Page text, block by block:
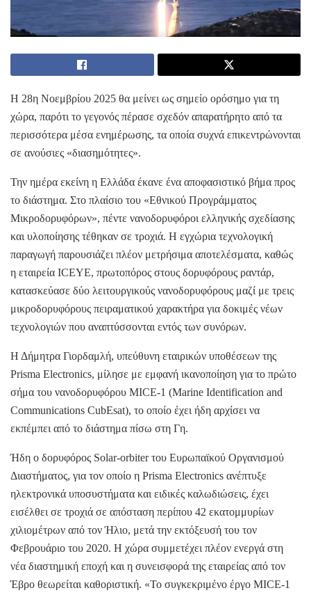
Η 28η Νοεμβρίου 2025 θα μείνει ως σημείο ορόσημο για τη
χώρα, παρότι το γεγονός πέρασε σχεδόν απαρατήρητο από τα
περισσότερα μέσα ενημέρωσης, τα οποία συχνά επικεντρώνονται
σε ανούσιες «διασημότητες».
Την ημέρα εκείνη η Ελλάδα έκανε ένα αποφασιστικό βήμα προς
το διάστημα. Στο πλαίσιο του «Εθνικού Προγράμματος
Μικροδορυφόρων», πέντε νανοδορυφόροι ελληνικής σχεδίασης
και υλοποίησης τέθηκαν σε τροχιά. Η εγχώρια τεχνολογική
παραγωγή παρουσιάζει πλέον μετρήσιμα αποτελέσματα, καθώς
η εταιρεία ICEYE, πρωτοπόρος στους δορυφόρους ραντάρ,
κατασκεύασε δύο λειτουργικούς νανοδορυφόρους μαζί με τρεις
μικροδορυφόρους πειραματικού χαρακτήρα για δοκιμές νέων
τεχνολογιών που αναπτύσσονται εντός των συνόρων.
Η Δήμητρα Γιορδαμλή, υπεύθυνη εταιρικών υποθέσεων της
Prisma Electronics, μίλησε με εμφανή ικανοποίηση για το πρώτο
σήμα του νανοδορυφόρου MICE-1 (Marine Identification and
Communications CubEsat), το οποίο έχει ήδη αρχίσει να
εκπέμπει από το διάστημα πίσω στη Γη.
Ήδη ο δορυφόρος Solar-orbiter του Ευρωπαϊκού Οργανισμού
Διαστήματος, για τον οποίο η Prisma Electronics ανέπτυξε
ηλεκτρονικά υποσυστήματα και ειδικές καλωδιώσεις, έχει
εισέλθει σε τροχιά σε απόσταση περίπου 42 εκατομμυρίων
χιλιομέτρων από τον Ήλιο, μετά την εκτόξευσή του τον
Φεβρουάριο του 2020. Η χώρα συμμετέχει πλέον ενεργά στη
νέα διαστημική εποχή και η συνεισφορά της εταιρείας από τον
Έβρο θεωρείται καθοριστική. «Το συγκεκριμένο έργο MICE-1